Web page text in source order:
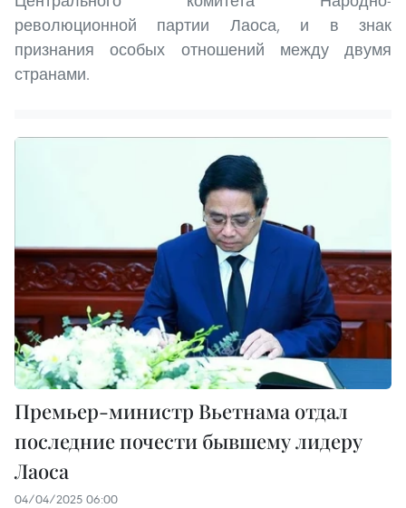
революционной партии Лаоса, и в знак
признания особых отношений между двумя
странами.
Премьер-министр Вьетнама отдал
последние почести бывшему лидеру
Лаоса
04/04/2025 06:00